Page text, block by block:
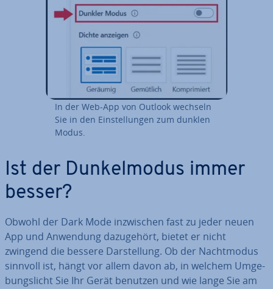
In der Web-App von Outlook wechseln
Sie in den Ein­stel­lun­gen zum dunklen
Modus.
Ist der Dun­kel­mo­dus immer
besser?
Obwohl der Dark Mode in­zwi­schen fast zu jeder neuen
App und Anwendung da­zu­ge­hört, bietet er nicht
zwingend die bessere Dar­stel­lung. Ob der Nacht­mo­dus
sinnvoll ist, hängt vor allem davon ab, in welchem Um­ge­
bungs­licht Sie Ihr Gerät benutzen und wie lange Sie am